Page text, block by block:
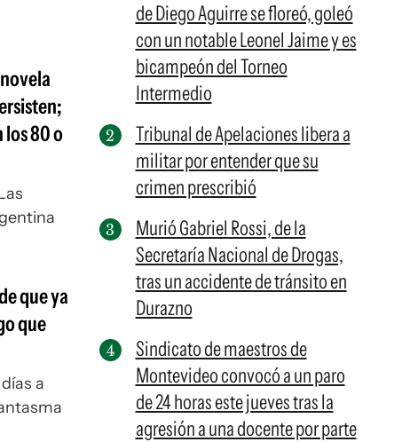
los 80 o
que ya
que
a
de Diego Aguirre se floreó, goleó
con un notable Leonel Jaime y es
bicampeón del Torneo
Intermedio
Tribunal de Apelaciones libera a
militar por entender que su
crimen prescribió
Murió Gabriel Rossi, de la
Secretaría Nacional de Drogas,
tras un accidente de tránsito en
Durazno
Sindicato de maestros de
Montevideo convocó a un paro
de 24 horas este jueves tras la
agresión a una docente por parte